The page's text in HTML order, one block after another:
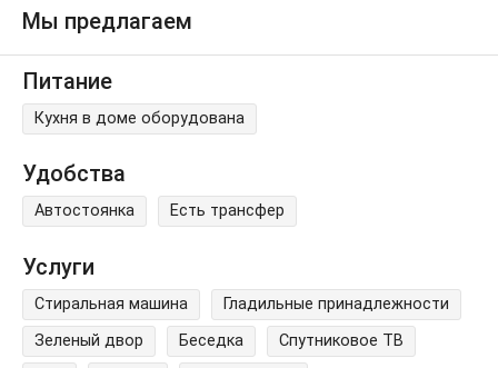
Мы предлагаем
Питание
Кухня в доме оборудована
Удобства
Автостоянка Есть трансфер
Услуги
Стиральная машина
Гладильные принадлежности
Зеленый двор
Беседка
Спутниковое ТВ